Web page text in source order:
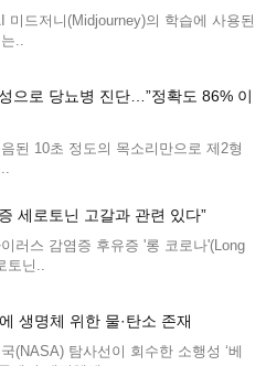
미드저니(Midjourney)의 학습에 사용된
..
으로 당뇨병 진단…”정확도 86% 이
된 10초 정도의 목소리만으로 제2형
세로토닌 고갈과 관련 있다”
러스 감염증 후유증 '롱 코로나'(Long
토닌..
에 생명체 위한 물·탄소 존재
(NASA) 탐사선이 회수한 소행성 ‘베